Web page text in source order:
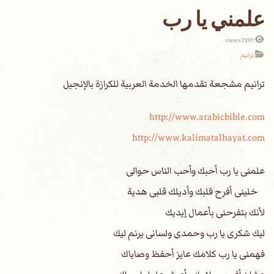
علمني يا رب
7297 views
ترانيم
http://www.arabicbible.com
http://www.kalimatalhayat.com
علمنى يا رب أحبك وأحب الناس حوالى
خلينى أفرح قلبك وأديلك قلبى هدية
لأنك بتفرحنى بأعمال إيديك
ليك شكرى يا رب وحمدى ولسانى يرنم ليك
فهمنى يا رب كلامك عايز أحفظ وصاياك